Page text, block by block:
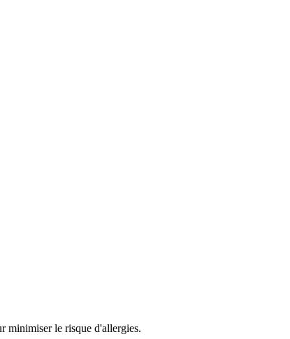
minimiser le risque d'allergies.